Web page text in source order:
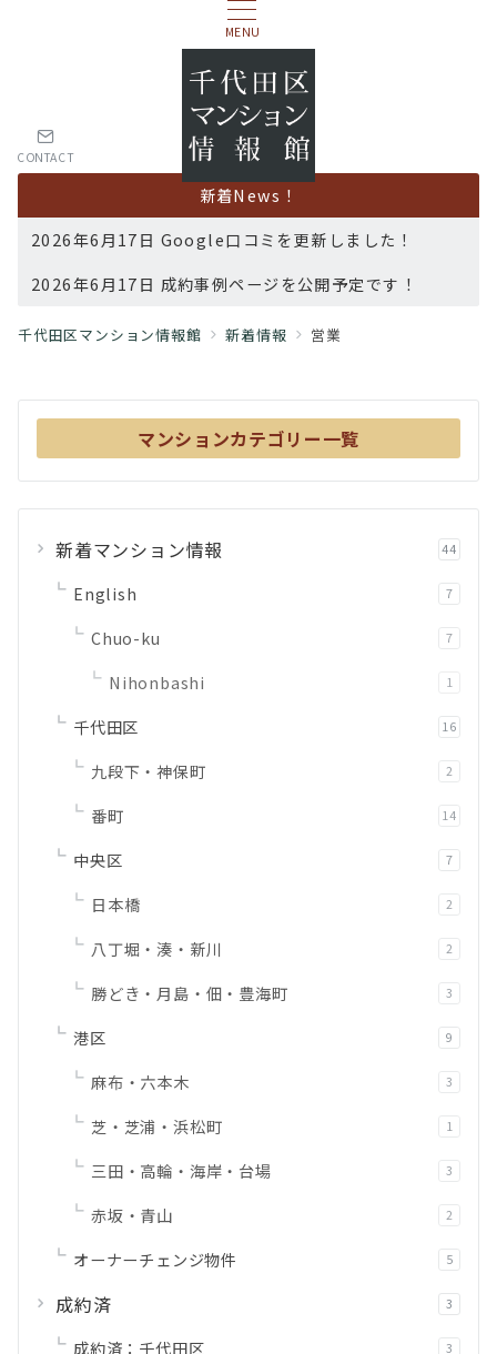
MENU
CONTACT
新着News！
2026年6月17日 Google口コミを更新しました！
2026年6月17日 成約事例ページを公開予定です！
千代田区マンション情報館 新着情報 営業
マンションカテゴリー一覧
新着マンション情報 44
English 7
Chuo-ku 7
Nihonbashi 1
千代田区 16
九段下・神保町 2
番町 14
中央区 7
日本橋 2
八丁堀・湊・新川 2
勝どき・月島・佃・豊海町 3
港区 9
麻布・六本木 3
芝・芝浦・浜松町 1
三田・高輪・海岸・台場 3
赤坂・青山 2
オーナーチェンジ物件 5
成約済 3
成約済：千代田区 3